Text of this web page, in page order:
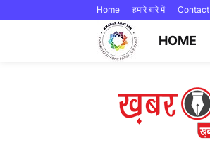
Home हमारे बारे में
HOME